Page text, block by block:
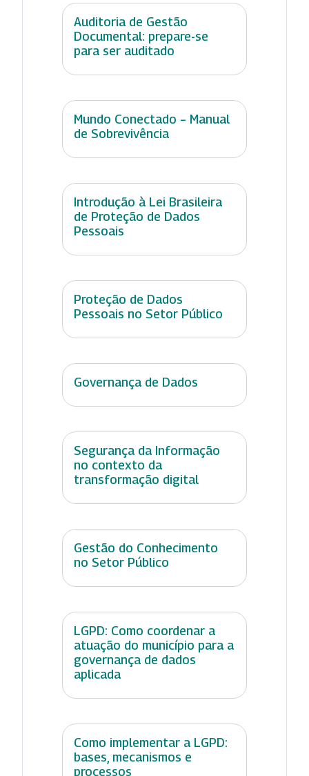
Auditoria de Gestão
Documental: prepare-se
para ser auditado
Mundo Conectado – Manual
de Sobrevivência
Introdução à Lei Brasileira
de Proteção de Dados
Pessoais
Proteção de Dados
Pessoais no Setor Público
Governança de Dados
Segurança da Informação
no contexto da
transformação digital
Gestão do Conhecimento
no Setor Público
LGPD: Como coordenar a
atuação do município para a
governança de dados
aplicada
Como implementar a LGPD:
bases, mecanismos e
processos